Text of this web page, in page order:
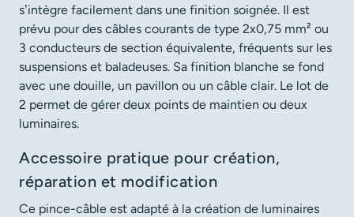
s’intègre facilement dans une finition soignée. Il est
prévu pour des câbles courants de type 2x0,75 mm² ou
3 conducteurs de section équivalente, fréquents sur les
suspensions et baladeuses. Sa finition blanche se fond
avec une douille, un pavillon ou un câble clair. Le lot de
2 permet de gérer deux points de maintien ou deux
luminaires.
Accessoire pratique pour création,
réparation et modification
Ce pince-câble est adapté à la création de luminaires